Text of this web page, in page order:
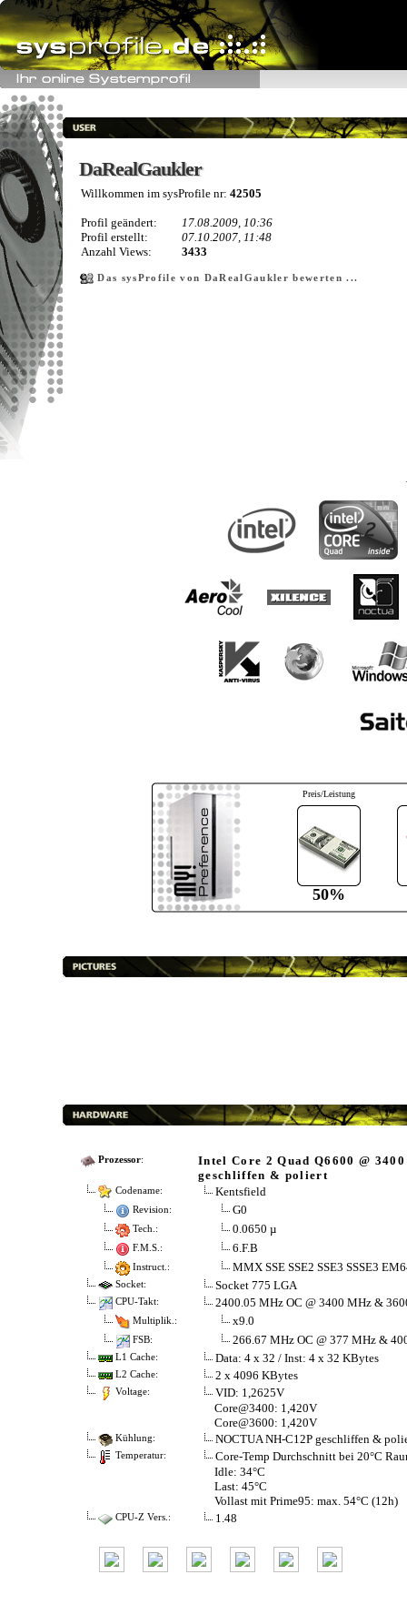
DaRealGaukler
DaRealGaukler
Willkommen im sysProfile nr: 42505
Profil geändert:
17.08.2009, 10:36
Profil erstellt:
07.10.2007, 11:48
Anzahl Views:
3433
Das sysProfile von DaRealGaukler bewerten ...
Preis/Leistung
50%
Prozessor:
Intel Core 2 Quad Q6600 @
geschliffen & poliert
Codename: Kentsfield
Revision: G0
Tech.: 0.0650 µ
F.M.S.: 6.F.B
Instruct.: MMX SSE SSE2 SSE3 SSSE3
Socket: Socket 775 LGA
CPU-Takt: 2400.05 MHz OC @ 3400 MHz &
Multiplik.: x9.0
FSB: 266.67 MHz OC @ 377 MHz &
L1 Cache: Data: 4 x 32 / Inst: 4 x 32 KBytes
L2 Cache: 2 x 4096 KBytes
Voltage:
VID: 1,2625V
Core@3400: 1,420V
Core@3600: 1,420V
Kühlung: NOCTUA NH-C12P geschliffen &
Temperatur:
Core-Temp Durchschnitt bei 20°C
Idle: 34°C
Last: 45°C
Vollast mit Prime95: max. 54°C (12h)
CPU-Z Vers.: 1.48